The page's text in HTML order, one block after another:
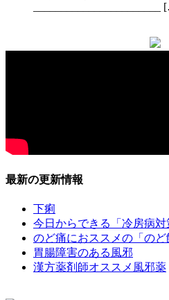
最新の更新情報
下痢
今日からできる「冷房病対
のど痛におススメの「のど
胃腸障害のある風邪
漢方薬剤師オススメ風邪薬